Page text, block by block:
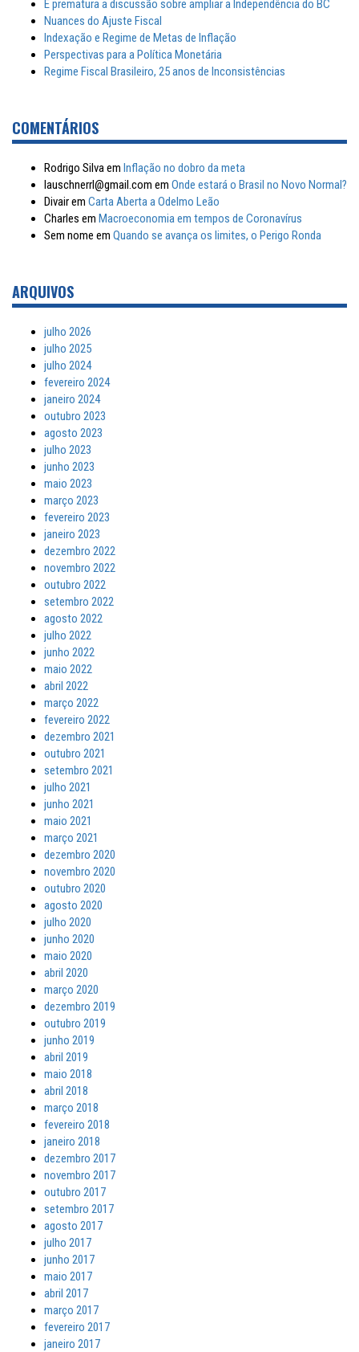
É prematura a discussão sobre ampliar a Independência do BC
Nuances do Ajuste Fiscal
Indexação e Regime de Metas de Inflação
Perspectivas para a Política Monetária
Regime Fiscal Brasileiro, 25 anos de Inconsistências
COMENTÁRIOS
Rodrigo Silva em Inflação no dobro da meta
lauschnerrl@gmail.com em Onde estará o Brasil no Novo Normal?
Divairem Carta Aberta a Odelmo Leão
Charles em Macroeconomia em tempos de Coronavírus
Sem nome em Quando se avança os limites, o Perigo Ronda
ARQUIVOS
julho 2026
julho 2025
julho 2024
fevereiro 2024
janeiro 2024
outubro 2023
agosto 2023
julho 2023
junho 2023
maio 2023
março 2023
fevereiro 2023
janeiro 2023
dezembro 2022
novembro 2022
outubro 2022
setembro 2022
agosto 2022
julho 2022
junho 2022
maio 2022
abril 2022
março 2022
fevereiro 2022
dezembro 2021
outubro 2021
setembro 2021
julho 2021
junho 2021
maio 2021
março 2021
dezembro 2020
novembro 2020
outubro 2020
agosto 2020
julho 2020
junho 2020
maio 2020
abril 2020
março 2020
dezembro 2019
outubro 2019
junho 2019
abril 2019
maio 2018
abril 2018
março 2018
fevereiro 2018
janeiro 2018
dezembro 2017
novembro 2017
outubro 2017
setembro 2017
agosto 2017
julho 2017
junho 2017
maio 2017
abril 2017
março 2017
fevereiro 2017
janeiro 2017